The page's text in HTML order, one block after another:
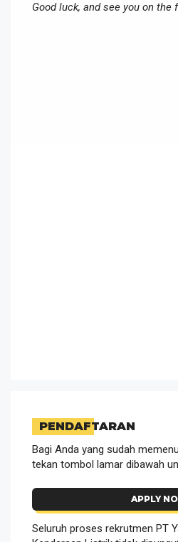
Good luck, and see you on the
PENDAFTARAN
Bagi Anda yang sudah
tekan tombol lamar dibawah
APPLY
Seluruh proses rekrutmen PT